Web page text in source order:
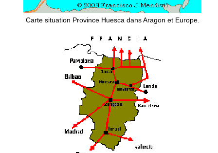
Carte situation Province Huesca dans Aragon et Europe.